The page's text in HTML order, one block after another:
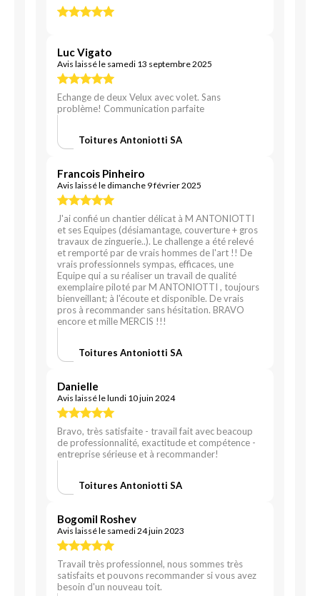
Luc Vigato
Avis laissé le samedi 13 septembre 2025
Echange de deux Velux avec volet. Sans
problème! Communication parfaite
Toitures Antoniotti SA
Francois Pinheiro
Avis laissé le dimanche 9 février 2025
J'ai confié un chantier délicat à M ANTONIOTTI
et ses Equipes (désiamantage, couverture + gros
travaux de zinguerie..). Le challenge a été relevé
et remporté par de vrais hommes de l'art !! De
vrais professionnels sympas, efficaces, une
Equipe qui a su réaliser un travail de qualité
exemplaire piloté par M ANTONIOTTI , toujours
bienveillant; à l'écoute et disponible. De vrais
pros à recommander sans hésitation. BRAVO
encore et mille MERCIS !!!
Toitures Antoniotti SA
Danielle
Avis laissé le lundi 10 juin 2024
Bravo, très satisfaite - travail fait avec beacoup
de professionnalité, exactitude et compétence -
entreprise sérieuse et à recommander!
Toitures Antoniotti SA
Bogomil Roshev
Avis laissé le samedi 24 juin 2023
Travail très professionnel, nous sommes très
satisfaits et pouvons recommander si vous avez
besoin d'un nouveau toit.